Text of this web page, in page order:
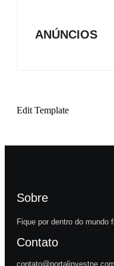
ANÚNCIOS
Edit Template
Sobre
Fique por dentro do mundo
Contato